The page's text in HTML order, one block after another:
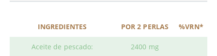
INGREDIENTES POR 2 PERLAS %VRN*
Aceite de pescado: 2400 mg